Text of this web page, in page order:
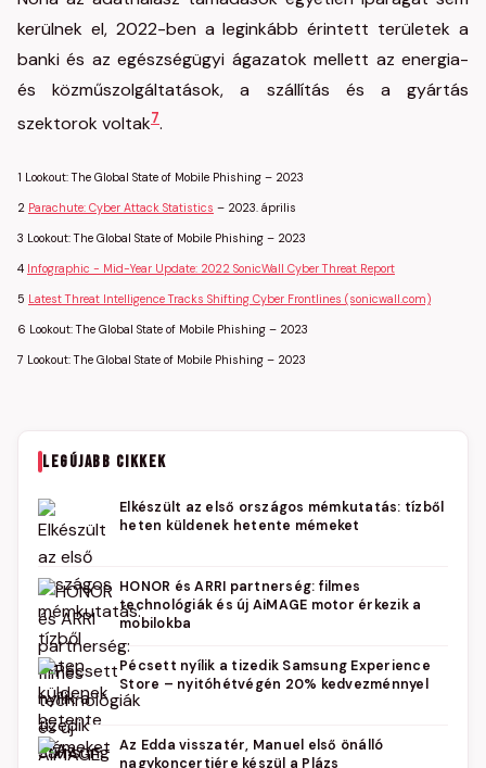
kerülnek el, 2022-ben a leginkább érintett területek a
banki és az egészségügyi ágazatok mellett az energia-
és közműszolgáltatások, a szállítás és a gyártás
szektorok voltak7.
1 Lookout: The Global State of Mobile Phishing – 2023
2 Parachute: Cyber Attack Statistics – 2023. április
3 Lookout: The Global State of Mobile Phishing – 2023
4 Infographic - Mid-Year Update: 2022 SonicWall Cyber Threat Report
5 Latest Threat Intelligence Tracks Shifting Cyber Frontlines (sonicwall.com)
6 Lookout: The Global State of Mobile Phishing – 2023
7 Lookout: The Global State of Mobile Phishing – 2023
LEGÚJABB CIKKEK
Elkészült az első országos mémkutatás: tízből
heten küldenek hetente mémeket
HONOR és ARRI partnerség: filmes
technológiák és új AiMAGE motor érkezik a
mobilokba
Pécsett nyílik a tizedik Samsung Experience
Store – nyitóhétvégén 20% kedvezménnyel
Az Edda visszatér, Manuel első önálló
nagykoncertjére készül a Plázs